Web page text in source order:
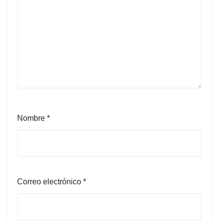
Nombre *
Correo electrónico *